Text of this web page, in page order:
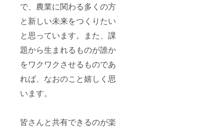
で、農業に関わる多くの方
と新しい未来をつくりたい
と思っています。また、課
題から生まれるものが誰か
をワクワクさせるものであ
れば、なおのこと嬉しく思
います。
皆さんと共有できるのが楽